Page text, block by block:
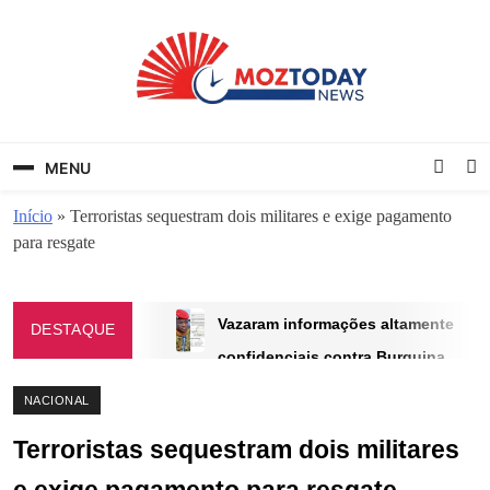
MENU
Início » Terroristas sequestram dois militares e exige pagamento
para resgate
DESTAQUE
Vazaram informações altamente
confidenciais contra Burquina
VÍDEO—ÚLTIMA HORA: Carro da
transportadora Nagi capota na
NACIONAL
Terroristas sequestram dois militares